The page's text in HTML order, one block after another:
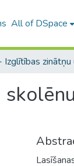
All of DSpace